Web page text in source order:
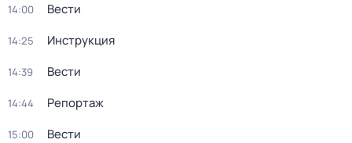
14:00 Вести
14:25 Инструкция
14:39 Вести
14:44 Репортаж
15:00 Вести